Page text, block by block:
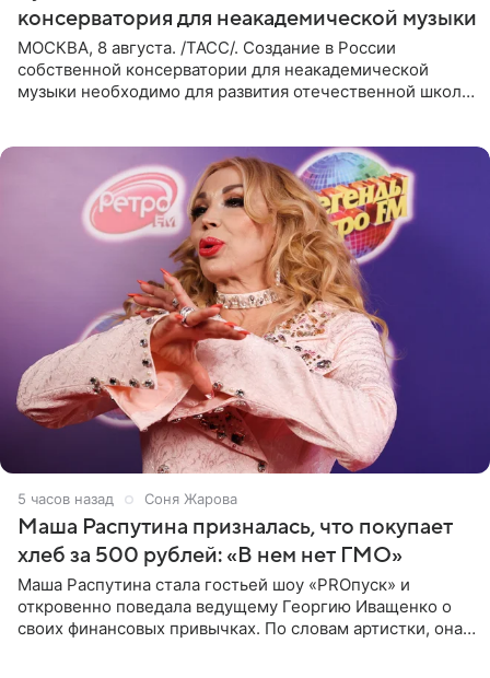
консерватория для неакадемической музыки
МОСКВА, 8 августа. /ТАСС/. Создание в России
собственной консерватории для неакадемической
музыки необходимо для развития отечественной школы
5 часов назад Соня Жарова
Маша Распутина призналась, что покупает
хлеб за 500 рублей: «В нем нет ГМО»
Маша Распутина стала гостьей шоу «PROпуск» и
откровенно поведала ведущему Георгию Иващенко о
своих финансовых привычках. По словам артистки, она